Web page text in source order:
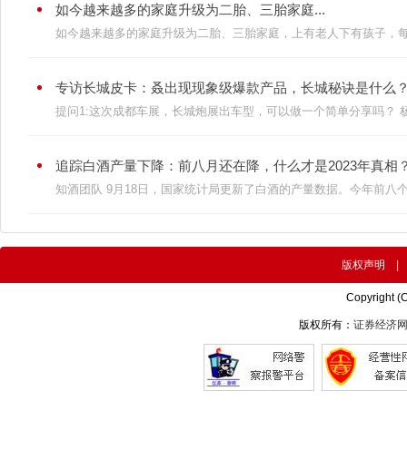
如今越来越多的家庭升级为二胎、三胎家庭...
如今越来越多的家庭升级为二胎、三胎家庭，上有老人下有孩子，
专访长城皮卡：叒出现现象级爆款产品，长城秘诀是什么
提问1:这次成都车展，长城炮展出车型，可以做一个简单分享吗？
追踪白酒产量下降：前八月还在降，什么才是2023年真相
知酒团队 9月18日，国家统计局更新了白酒的产量数据。今年前八
版权声明
Copyright
版权所有：证券经济